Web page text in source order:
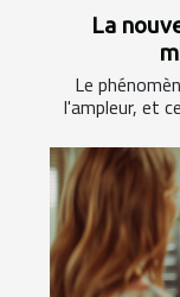
La
Le
l'ampleur, et